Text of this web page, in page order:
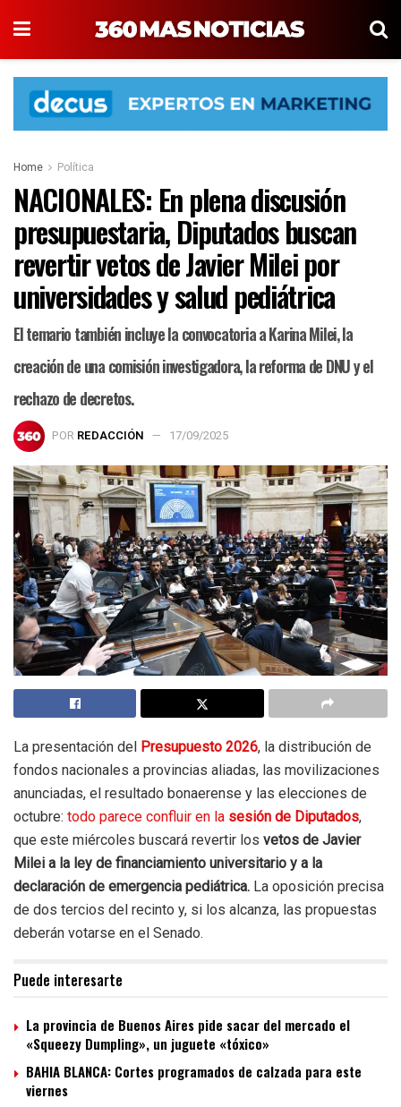
Home Política
NACIONALES: En plena discusión
presupuestaria, Diputados buscan
revertir vetos de Javier Milei por
universidades y salud pediátrica
El temario también incluye la convocatoria a Karina Milei, la
creación de una comisión investigadora, la reforma de DNU y el
rechazo de decretos.
POR REDACCIÓN 17/09/2025
La presentación del Presupuesto 2026, la distribución de
fondos nacionales a provincias aliadas, las movilizaciones
anunciadas, el resultado bonaerense y las elecciones de
octubre: todo parece confluir en la sesión de Diputados,
que este miércoles buscará revertir los vetos de Javier
Milei a la ley de financiamiento universitario y a la
declaración de emergencia pediátrica. La oposición precisa
de dos tercios del recinto y, si los alcanza, las propuestas
deberán votarse en el Senado.
Puede interesarte
La provincia de Buenos Aires pide sacar del mercado el
«Squeezy Dumpling», un juguete «tóxico»
BAHIA BLANCA: Cortes programados de calzada para este
viernes